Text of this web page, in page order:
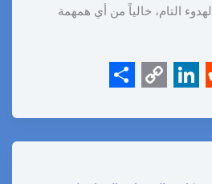
التام، خالياً من أي همهمة
i
k
o
y
h